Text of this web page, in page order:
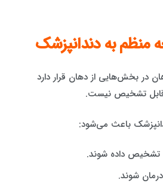
منظم به دندانپزشک
در بخش‌هایی از دهان قرار دارد
قابل تشخیص نیست.
باعث می‌شود:
تشخیص داده شوند.
شوند.